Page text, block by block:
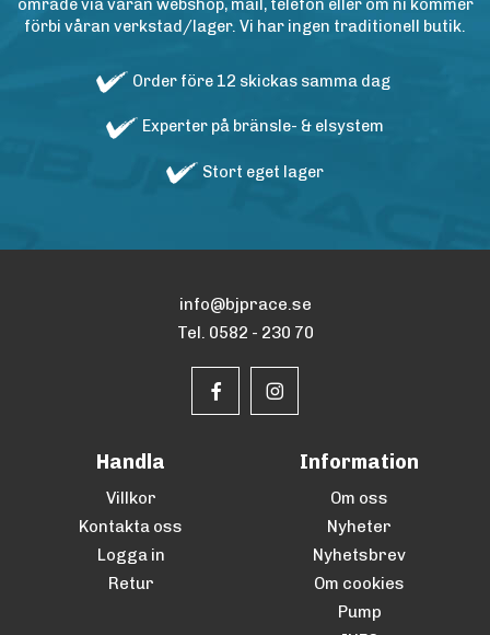
område via våran webshop, mail, telefon eller om ni kommer
förbi våran verkstad/lager. Vi har ingen traditionell butik.
Order före 12 skickas samma dag
Experter på bränsle- & elsystem
Stort eget lager
info@bjprace.se
Tel. 0582 - 230 70
Handla
Villkor
Kontakta oss
Logga in
Retur
Information
Om oss
Nyheter
Nyhetsbrev
Om cookies
Pump